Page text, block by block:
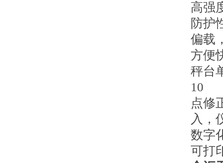
高强
防护
偏载
方便
秤台
10
点修
入，
数字
可打